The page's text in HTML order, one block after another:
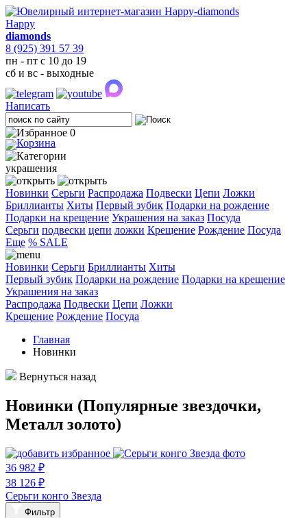
Happy
diamonds
8 (925) 391 57 39
пн - пт с 10 до 19
сб и вс - выходные
Написать
0
украшения
Новинки Серьги Распродажа Подвески Цепи Ложки
Бриллианты Хиты Первый зубик Подарки на рождение
Подарки на крещение Украшения на заказ Посуда
Cерьги подвески цепи ложки Крещение Рождение Посуда
Еще % SALE
Новинки Серьги Бриллианты Хиты
Первый зубик Подарки на рождение Подарки на крещение
Украшения на заказ
Распродажа Подвески Цепи Ложки
Крещение Рождение Посуда
Главная
Новинки
Вернуться назад
Новинки (Популярные звездочки,
Металл золото)
36 982 ₽
38 126 ₽
Серьги конго Звезда
Фильтр